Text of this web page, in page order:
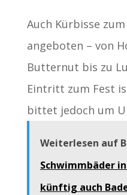
Auch Kürbisse
angeboten – von
Butternut bis zu
Eintritt zum Fest
bittet jedoch um
Weiterlesen auf
Schwimmbäder
künftig auch